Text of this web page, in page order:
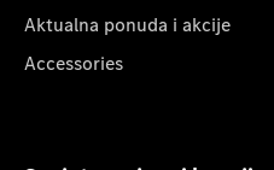
Aktualna ponuda i akcije
Accessories